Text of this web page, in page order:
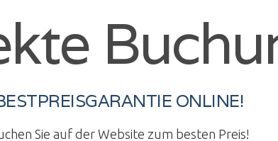
ONLINE!
Sie auf der Website zum besten Preis!